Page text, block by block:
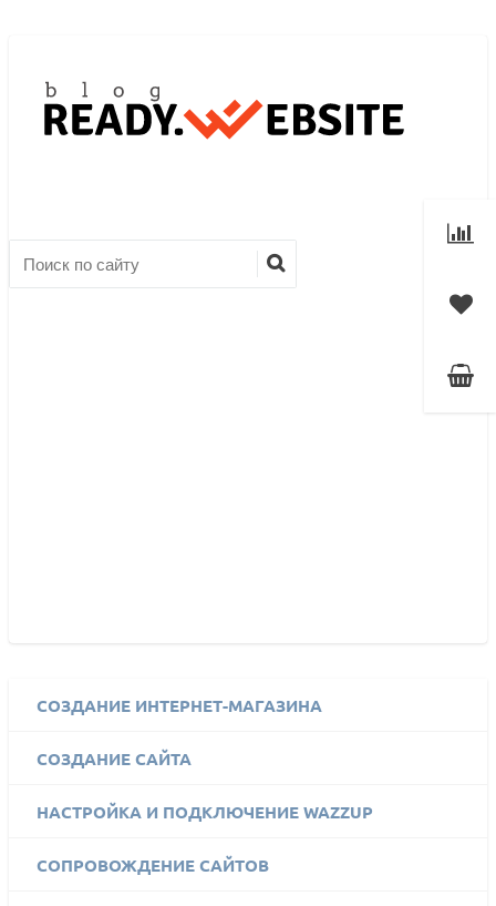
СОЗДАНИЕ ИНТЕРНЕТ-МАГАЗИНА
СОЗДАНИЕ САЙТА
НАСТРОЙКА И ПОДКЛЮЧЕНИЕ WAZZUP
СОПРОВОЖДЕНИЕ САЙТОВ